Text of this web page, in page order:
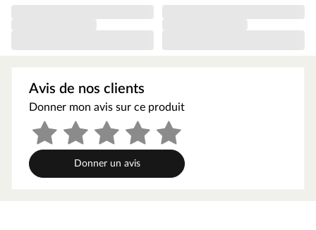
mm de large et 110 mm de profondeur, avec une finition
finement sciée. Le plancher fourni est en bois profilé de 14
de cœur autoclave assurent une grande stabilité et une
La véranda couverte, avec une hauteur de plateforme
d’environ 145 cm, offre une vue imprenable. Sous la
plateforme, un grand bac à sable attend vos enfants.
Avec échelle et mur d'escalade
Une échelle inclinée est incluse dans le kit pour permettre
Avis de nos clients
Donner mon avis sur ce produit
Donner un avis